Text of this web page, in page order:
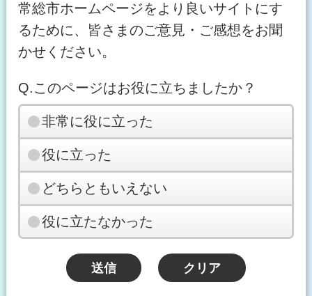
常総市ホームページをより良いサイトにす
るために、皆さまのご意見・ご感想をお聞
かせください。
Q.このページはお役に立ちましたか？
非常に役に立った
役に立った
どちらともいえない
役に立たなかった